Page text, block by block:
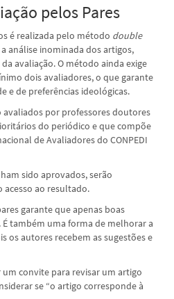
pelos Pares
é realizada pelo método double
análise inominada dos artigos,
avaliação. O método ainda exige
dois avaliadores, o que garante
e de preferências ideológicas.
avaliados por professores doutores
do periódico e que compõe
de Avaliadores do CONPEDI
sido aprovados, serão
acesso ao resultado.
garante que apenas boas
É também uma forma de melhorar a
os autores recebem as sugestões e
um convite para revisar um artigo
se “o artigo corresponde à